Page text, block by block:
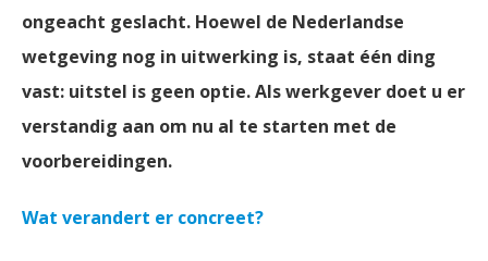
ongeacht geslacht. Hoewel de Nederlandse
wetgeving nog in uitwerking is, staat één ding
vast: uitstel is geen optie. Als werkgever doet u er
verstandig aan om nu al te starten met de
voorbereidingen.
Wat verandert er concreet?